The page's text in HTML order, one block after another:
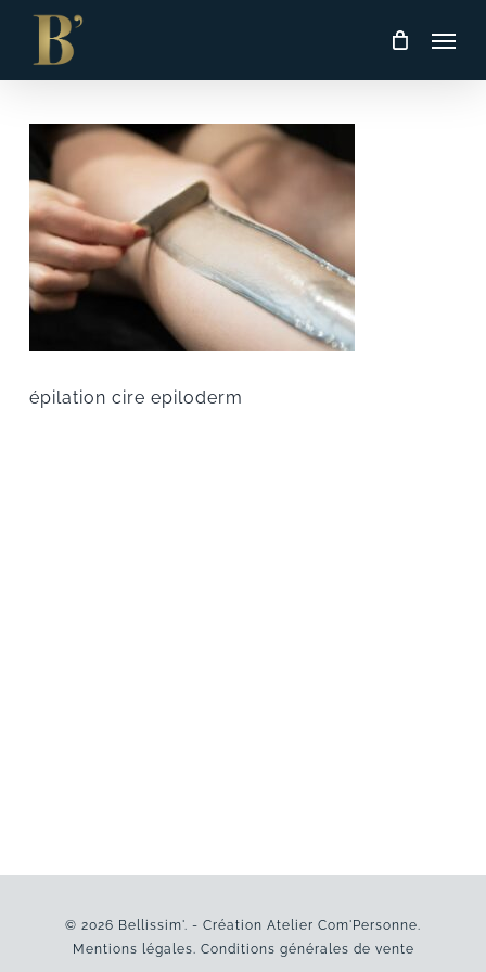
Skip
main
épilation cire epiloderm
© 2026 Bellissim'. - Création Atelier Com'Personne.
Mentions légales. Conditions générales de vente